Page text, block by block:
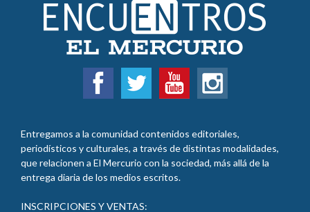
Entregamos a la comunidad contenidos editoriales,
periodísticos y culturales, a través de distintas modalidades,
que relacionen a El Mercurio con la sociedad, más allá de la
entrega diaria de los medios escritos.
INSCRIPCIONES Y VENTAS: